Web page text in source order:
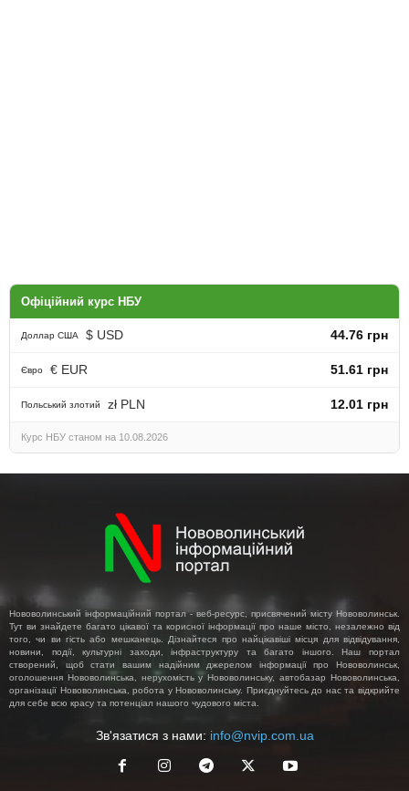
Офіційний курс НБУ
Доллар США $ USD 44.76 грн
Євро € EUR 51.61 грн
Польський злотий zł PLN 12.01 грн
Курс НБУ станом на 10.08.2026
Нововолинський інформаційний портал - веб-ресурс, присвячений місту Нововолинськ.
Тут ви знайдете багато цікавої та корисної інформації про наше місто, незалежно від
того, чи ви гість або мешканець. Дізнайтеся про найцікавіші місця для відвідування,
новини, події, культурні заходи, інфраструктуру та багато іншого. Наш портал
створений, щоб стати вашим надійним джерелом інформації про Нововолинськ,
оголошення Нововолинська, нерухомість у Нововолинську, автобазар Нововолинська,
організації Нововолинська, робота у Нововолинську. Приєднуйтесь до нас та відкрийте
для себе всю красу та потенціал нашого чудового міста.
Зв'язатися з нами: info@nvip.com.ua